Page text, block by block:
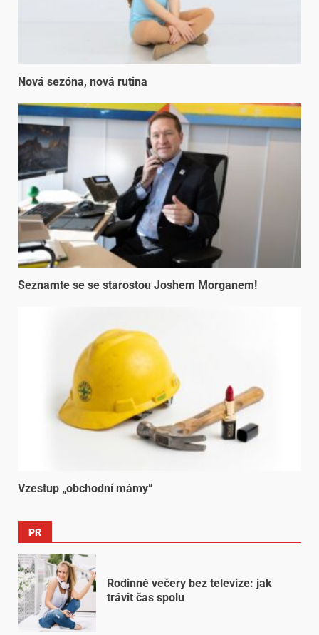
Nová sezóna, nová rutina
Seznamte se se starostou Joshem Morganem!
Vzestup „obchodní mámy“
PR
Rodinné večery bez televize: jak
trávit čas spolu